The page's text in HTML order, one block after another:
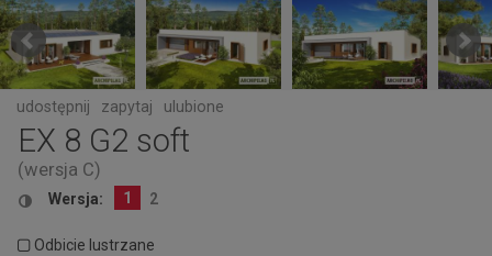
udostępnij zapytaj ulubione
EX 8 G2 soft
(wersja C)
Wersja: 1 2
Odbicie lustrzane